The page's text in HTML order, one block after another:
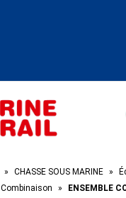
» CHASSE SOUS MARINE »
Combinaison »
ENSEMBLE